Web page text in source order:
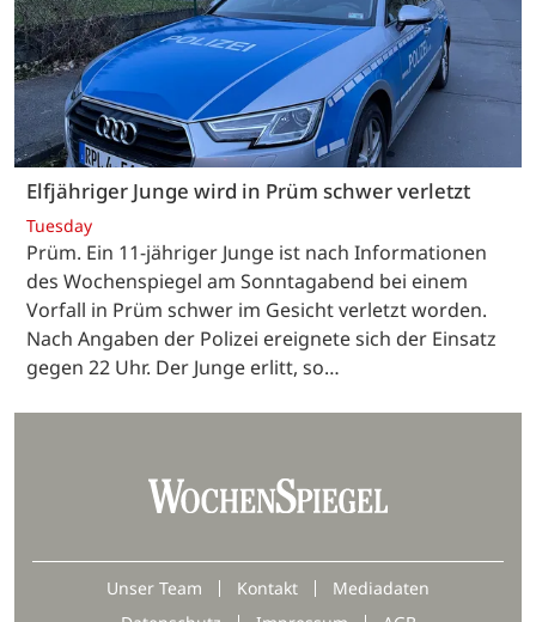
Elfjähriger Junge wird in Prüm schwer verletzt
Tuesday
Prüm. Ein 11-jähriger Junge ist nach Informationen
des Wochenspiegel am Sonntagabend bei einem
Vorfall in Prüm schwer im Gesicht verletzt worden.
Nach Angaben der Polizei ereignete sich der Einsatz
gegen 22 Uhr. Der Junge erlitt, so…
Unser Team Kontakt
Mediadaten